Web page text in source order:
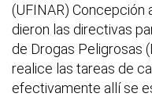
(UFINAR) Concepción
dieron las directivas
de Drogas Peligrosas
realice las tareas de
efectivamente allí se